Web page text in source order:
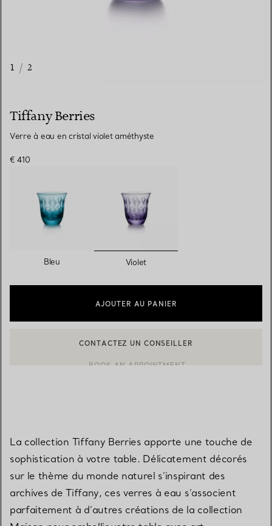
1 / 2
Tiffany Berries
Verre à eau en cristal violet améthyste
€ 410
Bleu sélectionnés
Violet
AJOUTER AU PANIER
La collection Tiffany Berries apporte une touche de
sophistication à votre table. Délicatement décorés
sur le thème du monde naturel s’inspirant des
archives de Tiffany, ces verres à eau s’associent
parfaitement à d’autres créations de la collection